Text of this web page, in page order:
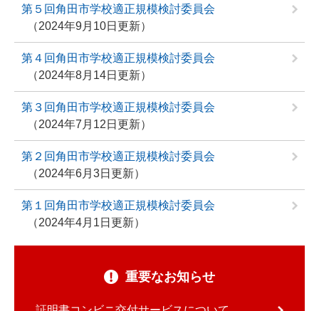
第５回角田市学校適正規模検討委員会
2024年9月10日更新
第４回角田市学校適正規模検討委員会
2024年8月14日更新
第３回角田市学校適正規模検討委員会
2024年7月12日更新
第２回角田市学校適正規模検討委員会
2024年6月3日更新
第１回角田市学校適正規模検討委員会
2024年4月1日更新
重要なお知らせ